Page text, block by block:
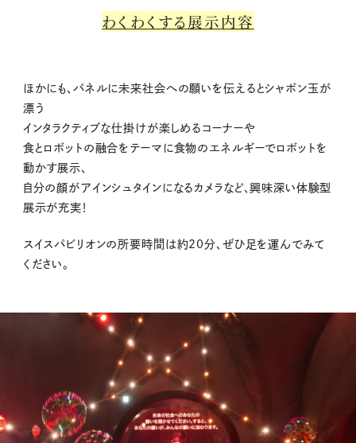
わくわくする展示内容
ほかにも、パネルに未来社会への願いを伝えるとシャボン玉が
漂う
インタラクティブな仕掛けが楽しめるコーナーや
食とロボットの融合をテーマに食物のエネルギーでロボットを
動かす展示、
自分の顔がアインシュタインになるカメラなど、興味深い体験型
展示が充実！
スイスパビリオンの所要時間は約20分、ぜひ足を運んでみて
ください。